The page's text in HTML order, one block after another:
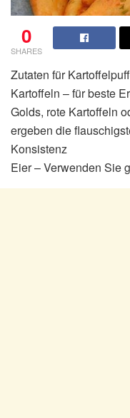
0
SHARES
Zutaten für
Kartoffeln – für beste
Golds, rote Kartoffeln
ergeben die
Konsistenz
Eier – Verwenden Sie